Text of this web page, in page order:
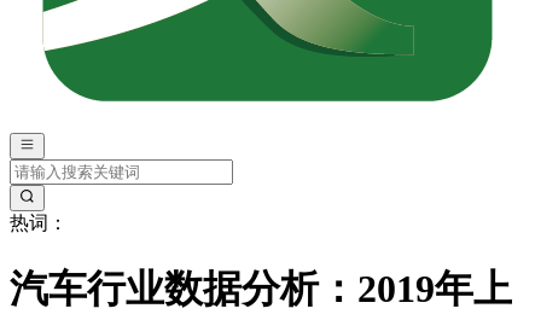
热词：
汽车行业数据分析：2019年上